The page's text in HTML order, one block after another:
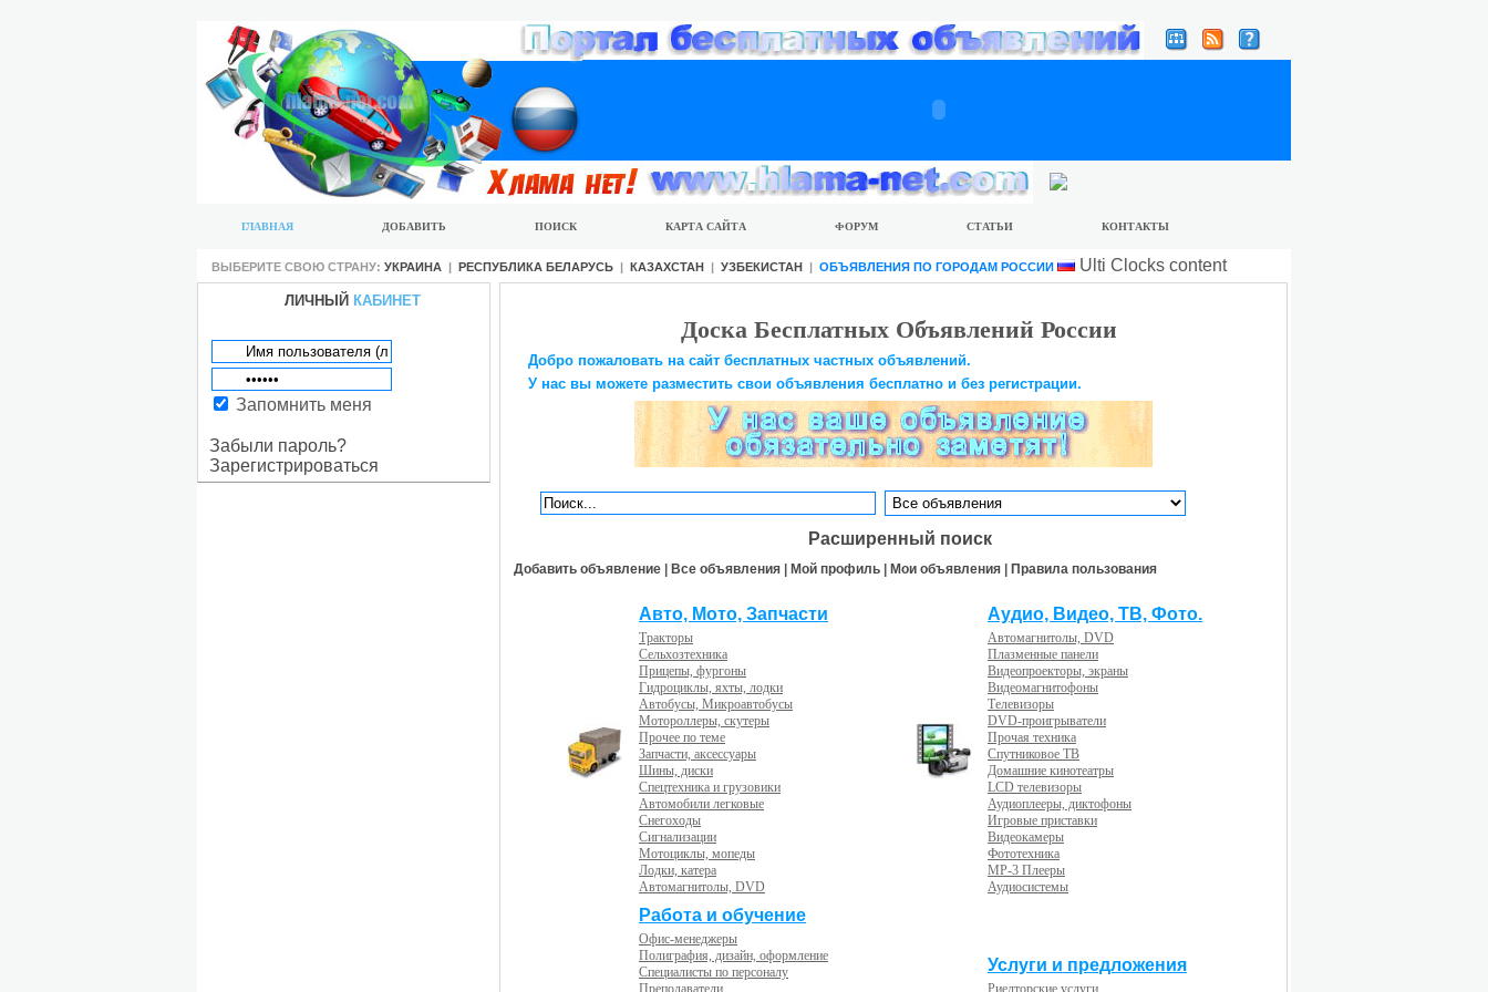
ГЛАВНАЯ ДОБАВИТЬ ПОИСК КАРТА САЙТА ФОРУМ СТАТЬИ КОНТАКТЫ
ВЫБЕРИТЕ СВОЮ СТРАНУ: УКРАИНА | РЕСПУБЛИКА БЕЛАРУСЬ | КАЗАХСТАН | УЗБЕКИСТАН | ОБЪЯВЛЕНИЯ ПО ГОРОДАМ РОССИИ Ulti Clocks content
ЛИЧНЫЙ КАБИНЕТ
Запомнить меня
Забыли пароль?
Зарегистрироваться
Доска Бесплатных Объявлений России
Добро пожаловать на сайт бесплатных частных объявлений.
У нас вы можете разместить свои объявления бесплатно и без регистрации.
Расширенный поиск
Добавить объявление | Все объявления | Мой профиль | Мои объявления | Правила пользования
Авто, Мото, Запчасти
Тракторы
Сельхозтехника
Прицепы, фургоны
Гидроциклы, яхты, лодки
Автобусы, Микроавтобусы
Мотороллеры, скутеры
Прочее по теме
Запчасти, аксессуары
Шины, диски
Спецтехника и грузовики
Автомобили легковые
Снегоходы
Сигнализации
Мотоциклы, мопеды
Лодки, катера
Автомагнитолы, DVD
Аудио, Видео, ТВ, Фото.
Автомагнитолы, DVD
Плазменные панели
Видеопроекторы, экраны
Видеомагнитофоны
Телевизоры
DVD-проигрыватели
Прочая техника
Спутниковое ТВ
Домашние кинотеатры
LCD телевизоры
Аудиоплееры, диктофоны
Игровые приставки
Видеокамеры
Фототехника
MP-3 Плееры
Аудиосистемы
Работа и обучение
Офис-менеджеры
Полиграфия, дизайн, оформление
Специалисты по персоналу
Преподаватели
Услуги и предложения
Риелторские услуги